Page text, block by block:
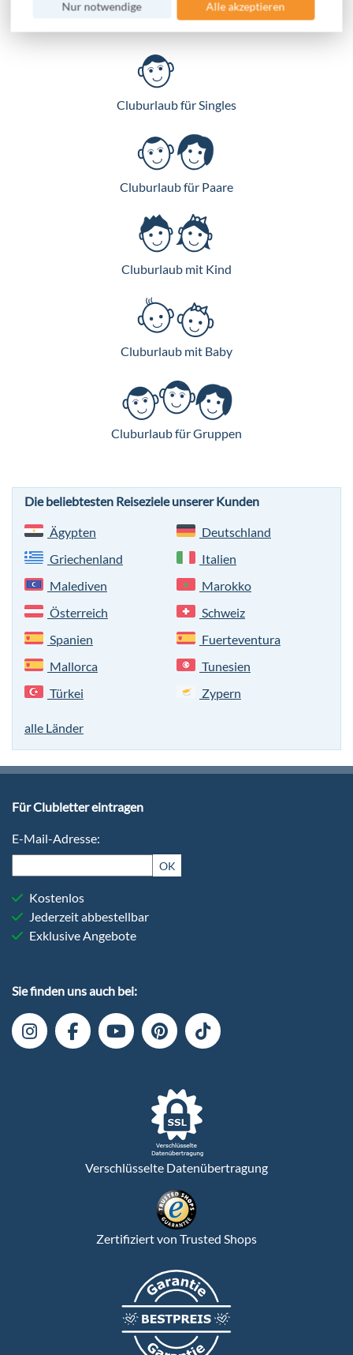
Cluburlaub für Singles
Cluburlaub für Paare
Cluburlaub mit Kind
Cluburlaub mit Baby
Cluburlaub für Gruppen
Die beliebtesten Reiseziele unserer Kunden
Ägypten
Deutschland
Griechenland
Italien
Malediven
Marokko
Österreich
Schweiz
Spanien
Fuerteventura
Mallorca
Tunesien
Türkei
Zypern
alle Länder
Sie finden uns auch bei:
Verschlüsselte Datenübertragung
Zertifiziert von Trusted Shops
Für Clubletter eintragen
E-Mail-Adresse:
OK
Kostenlos
Jederzeit abbestellbar
Exklusive Angebote
Nur notwendige Alle akzeptieren